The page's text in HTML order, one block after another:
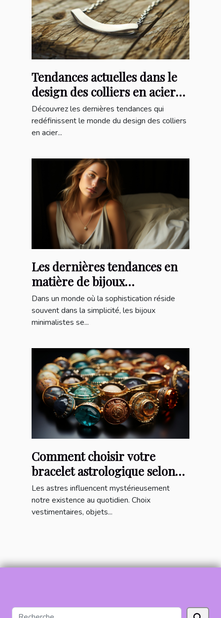
Tendances actuelles dans le
design des colliers en acier
inoxydable
Découvrez les dernières tendances qui
redéfinissent le monde du design des colliers
en acier...
Les dernières tendances en
matière de bijoux
minimalistes pour un style
épuré
Dans un monde où la sophistication réside
souvent dans la simplicité, les bijoux
minimalistes se...
Comment choisir votre
bracelet astrologique selon
votre signe du zodiaque et
ses influences sur votre vie
quotidienne
Les astres influencent mystérieusement
notre existence au quotidien. Choix
vestimentaires, objets...